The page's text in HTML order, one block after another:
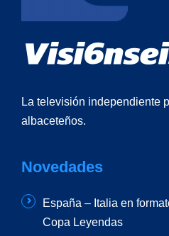
La televisión independiente
albaceteños.
Novedades
España – Italia en
Copa Leyendas